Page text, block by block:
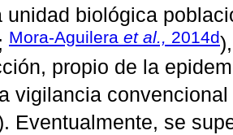
unidad biológica
; Mora-Aguilera et al., 2014d
propio de la
vigilancia convencional
Eventualmente, se